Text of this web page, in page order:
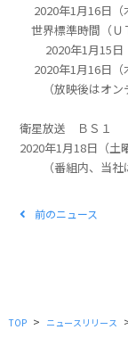
2020年1月16日（
世界標準時間（Ｕ
2020年1月15日（
2020年1月16日（
（放映後はオンデ
衛星放送 ＢＳ１
2020年1月18日（土
（番組内、当社
前のニュース
TOP > ニュースリリース